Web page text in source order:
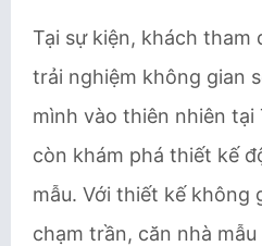
Tại sự kiện, khách tham
trải nghiệm không gian
mình vào thiên nhiên tại
còn khám phá thiết kế
mẫu. Với thiết kế không
chạm trần, căn nhà